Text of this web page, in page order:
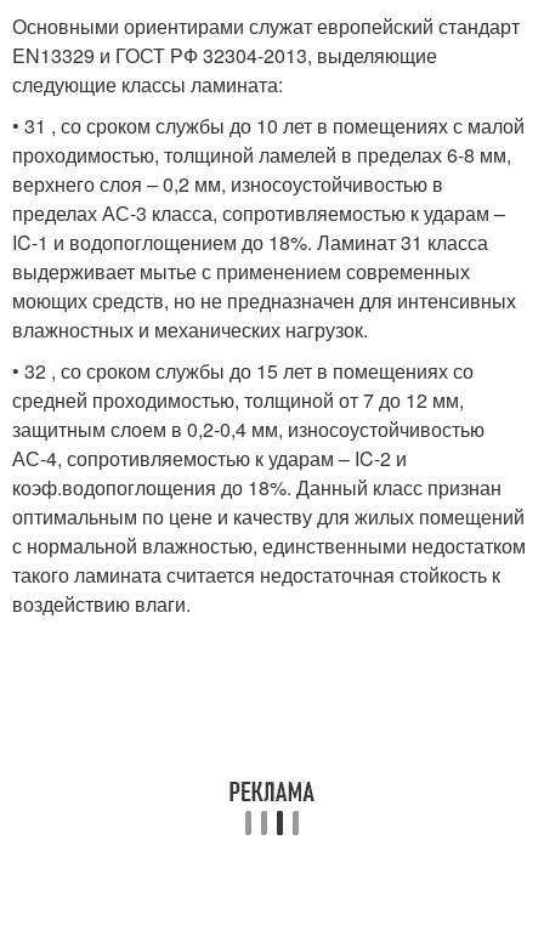
Основными ориентирами служат европейский стандарт
EN13329 и ГОСТ РФ 32304-2013, выделяющие
следующие классы ламината:
• 31 , со сроком службы до 10 лет в помещениях с малой
проходимостью, толщиной ламелей в пределах 6-8 мм,
верхнего слоя – 0,2 мм, износоустойчивостью в
пределах АС-3 класса, сопротивляемостью к ударам –
IC-1 и водопоглощением до 18%. Ламинат 31 класса
выдерживает мытье с применением современных
моющих средств, но не предназначен для интенсивных
влажностных и механических нагрузок.
• 32 , со сроком службы до 15 лет в помещениях со
средней проходимостью, толщиной от 7 до 12 мм,
защитным слоем в 0,2-0,4 мм, износоустойчивостью
АС-4, сопротивляемостью к ударам – IC-2 и
коэф.водопоглощения до 18%. Данный класс признан
оптимальным по цене и качеству для жилых помещений
с нормальной влажностью, единственными недостатком
такого ламината считается недостаточная стойкость к
воздействию влаги.